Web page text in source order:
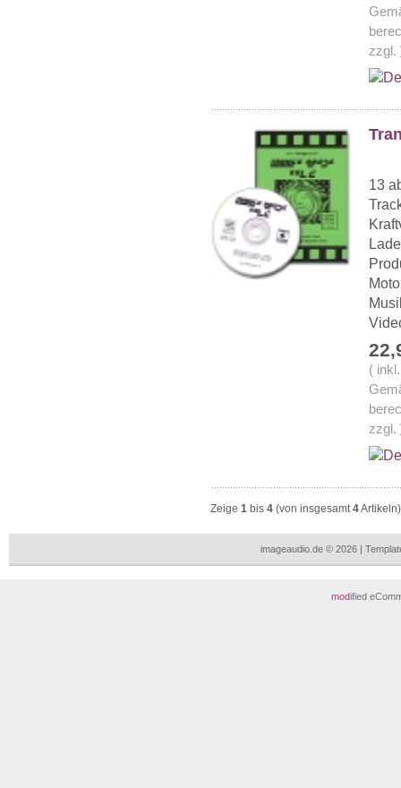
zzgl.
13
(
zzgl.
Zeige 1 bis 4 (von insgesamt4Artikeln)
imageaudio.de © 2026 |
modified